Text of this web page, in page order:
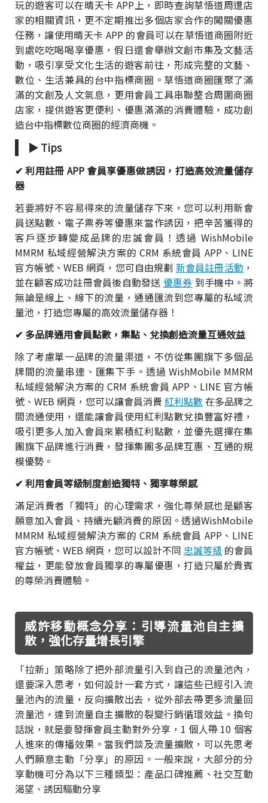
玩的遊客可以在晴天卡 APP上，即時查詢草悟道周遭店
家的相關資訊，更不定期推出多個店家合作的闖關優惠
任務，讓使用晴天卡 APP 的會員可以在草悟道商圈附近
到處吃吃喝喝享優惠，假日還會舉辦文創市集及文藝活
動，吸引享受文化生活的遊客前往，形成完整的文藝、
數位、生活兼具的台中指標商圈。草悟道商圈匯聚了滿
滿的文創及人文氣息，更用會員工具串聯整合周圍商圈
店家，提供遊客更便利、優惠滿滿的消費體驗，成功創
造台中指標數位商圈的經濟商機。
▶ Tips
✔ 利用註冊 APP 會員享優惠做誘因，打造高效流量儲存
器
若要將好不容易得來的流量儲存下來，您可以利用新會
員送點數、電子票券等優惠來當作誘因，把辛苦獲得的
客戶逐步轉變成品牌的忠誠會員！透過 WishMobile
MMRM 私域經營解決方案的 CRM 系統會員 APP、LINE
官方帳號、WEB 網頁，您可自由規劃 新會員註冊活動 ，
並在顧客成功註冊會員後自動發送 優惠券 到手機中。將
無論是線上、線下的流量，通通匯流到您專屬的私域流
量池，打造您專屬的高效流量儲存器！
✔ 多品牌通用會員點數，集點、兌換創造流量互通效益
除了考慮單一品牌的流量渠道，不仿從集團旗下多個品
牌間的流量串連、匯集下手。透過 WishMobile MMRM
私域經營解決方案的 CRM 系統會員 APP、LINE 官方帳
號、WEB 網頁，您可以讓會員消費 紅利點數 在多品牌之
間流通使用，還能讓會員使用紅利點數兌換豐富好禮，
吸引更多人加入會員來累積紅利點數，並優先選擇在集
團旗下品牌進行消費，發揮集團多品牌互惠、互通的規
模優勢。
✔ 利用會員等級制度創造獨特、獨享尊榮感
滿足消費者「獨特」的心理需求，強化尊榮感也是顧客
願意加入會員、持續光顧消費的原因。透過WishMobile
MMRM 私域經營解決方案的 CRM 系統會員 APP、LINE
官方帳號、WEB 網頁，您可以設計不同 忠誠等級 的會員
權益，更能發放會員獨享的專屬優惠，打造只屬於貴賓
的尊榮消費體驗。
威許移動概念分享：引導流量池自主擴
散，強化存量增長引擎
「拉新」策略除了把外部流量引入到自己的流量池內，
還要深入思考，如何設計一套方式，讓這些已經引入流
量池內的流量，反向擴散出去，從外部去帶更多流量回
流量池，達到流量自主擴散的裂變行銷循環效益。換句
話說，就是要發揮會員主動對外分享，1 個人帶 10 個客
人進來的傳播效果。當我們談及流量擴散，可以先思考
人們願意主動「分享」的原因。一般來說，大部分的分
享動機可分為以下三種類型：產品口碑推薦、社交互動
渴望、誘因驅動分享